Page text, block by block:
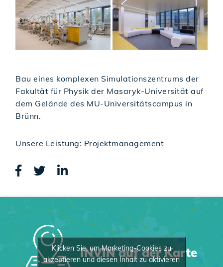
Bau eines komplexen Simulationszentrums der
Fakultät für Physik der Masaryk-Universität auf
dem Gelände des MU-Universitätscampus in
Brünn.
Unsere Leistung: Projektmanagement
INVIN auf der Karte
Klicken Sie, um Marketing-Cookies zu
akzeptieren und diesen Inhalt zu aktivieren